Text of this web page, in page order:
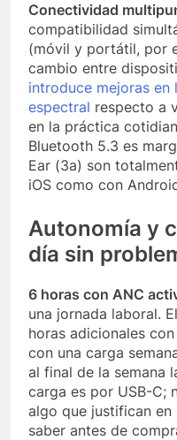
Conectividad
compatibilidad
(móvil y portátil, por
cambio entre
introduce mejoras en
espectral respecto a
en la práctica
Bluetooth 5.3 es
Ear (3a) son
iOS como con
Autonomía y
día sin
6 horas con ANC
una jornada laboral.
horas adicionales
con una carga
al final de la semana
carga es por USB-C;
algo que justifican
saber antes de